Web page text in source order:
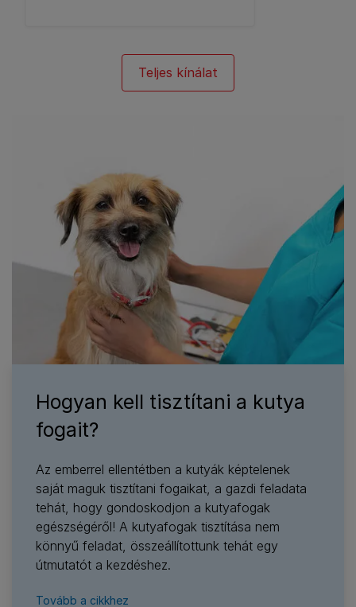
Teljes kínálat
Hogyan kell tisztítani a kutya
fogait?
Az emberrel ellentétben a kutyák képtelenek
saját maguk tisztítani fogaikat, a gazdi feladata
tehát, hogy gondoskodjon a kutyafogak
egészségéről! A kutyafogak tisztítása nem
könnyű feladat, összeállítottunk tehát egy
útmutatót a kezdéshez.
Tovább a cikkhez